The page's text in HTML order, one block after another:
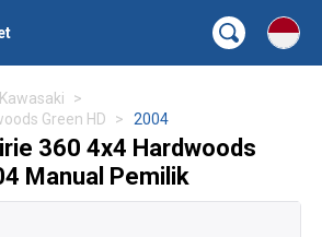
Kawasaki
Green HD
2004
360 4x4 Hardwoods
Manual Pemilik